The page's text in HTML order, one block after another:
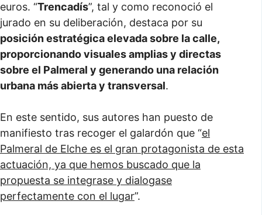
euros. “Trencadís”, tal y como reconoció el
jurado en su deliberación, destaca por su
posición estratégica elevada sobre la calle,
proporcionando visuales amplias y directas
sobre el Palmeral y generando una relación
urbana más abierta y transversal.
En este sentido, sus autores han puesto de
manifiesto tras recoger el galardón que “el
Palmeral de Elche es el gran protagonista de esta
actuación, ya que hemos buscado que la
propuesta se integrase y dialogase
perfectamente con el lugar”.